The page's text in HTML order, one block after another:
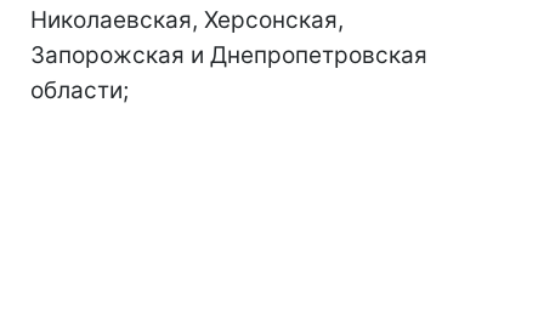
Николаевская, Херсонская,
Запорожская и Днепропетровская
области;